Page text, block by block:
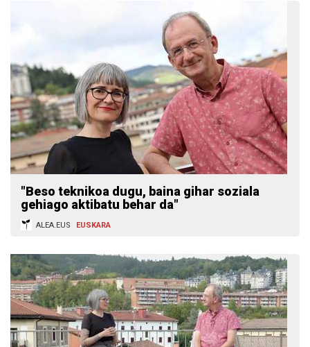
"Beso teknikoa dugu, baina gihar soziala
gehiago aktibatu behar da"
ALEA.EUS EUSKARA